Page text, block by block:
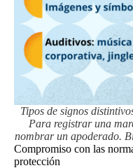
Tipos de signos
Para registrar una
nombrar un apoderado.
Compromiso con las
protección